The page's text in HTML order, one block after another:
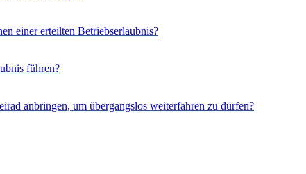
einer erteilten Betriebserlaubnis?
führen?
anbringen, um übergangslos weiterfahren zu dürfen?